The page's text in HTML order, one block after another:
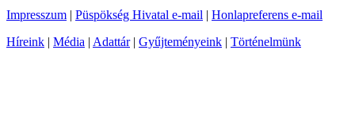
Impresszum | Püspökség Hivatal e-mail | Honlapreferens e-mail
Híreink | Média | Adattár| Gyűjteményeink | Történelmünk